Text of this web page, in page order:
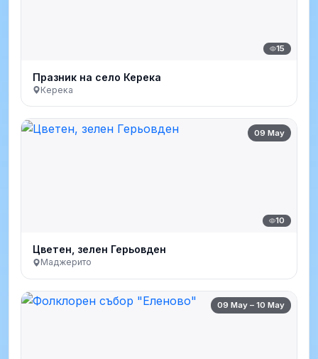
15
Празник на село Керека
Керека
09 May
10
Цветен, зелен Герьовден
Маджерито
09 May – 10 May